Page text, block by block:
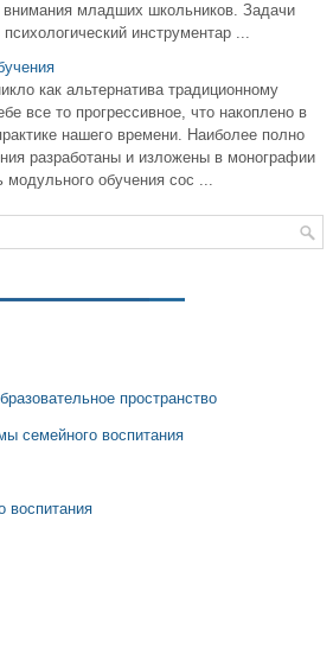
внимания младших школьников. Задачи
инструментар ...
как альтернатива традиционному
все то прогрессивное, что накоплено в
нашего времени. Наиболее полно
разработаны и изложены в монографии
обучения сос ...
пространство
семейного воспитания
воспитания